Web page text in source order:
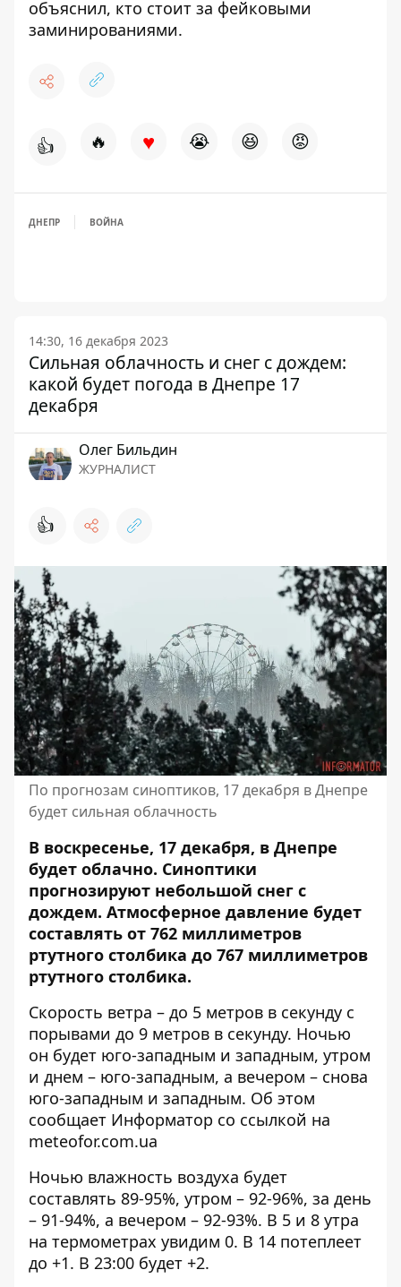
объяснил, кто стоит за фейковыми
заминированиями.
👍 🔥 ♥ 😭 😆 😡
ДНЕПР ВОЙНА
14:30, 16 декабря 2023
Сильная облачность и снег с дождем:
какой будет погода в Днепре 17
декабря
Олег Бильдин
ЖУРНАЛИСТ
👍
По прогнозам синоптиков, 17 декабря в Днепре
будет сильная облачность
В воскресенье, 17 декабря, в Днепре
будет облачно. Синоптики
прогнозируют небольшой снег с
дождем. Атмосферное давление будет
составлять от 762 миллиметров
ртутного столбика до 767 миллиметров
ртутного столбика.
Скорость ветра – до 5 метров в секунду с
порывами до 9 метров в секунду. Ночью
он будет юго-западным и западным, утром
и днем ​​– юго-западным, а вечером – снова
юго-западным и западным. Об этом
сообщает Информатор со ссылкой на
meteofor.com.ua
Ночью влажность воздуха будет
составлять 89-95%, утром – 92-96%, за день
– 91-94%, а вечером – 92-93%. В 5 и 8 утра
на термометрах увидим 0. В 14 потеплеет
до +1. В 23:00 будет +2.